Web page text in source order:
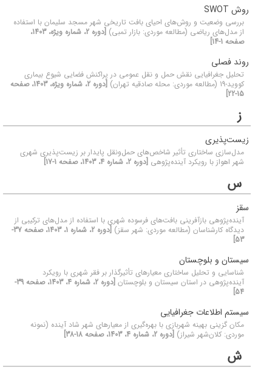
روش SWOT
بررسی وضعیت و روش‌های احیای بافت تاریخی شهر مسجد سلیمان با استفاده
از مدل‌های ریاضی (مطالعه موردی: بازار تمبی)
[دوره 2، شماره ویژه، 1403،
صفحه 1-14]
روند فصلی
تحلیل جغرافیایی نقش حمل و نقل عمومی در پراکنش فضایی شیوع بیماری
کووید-19 (مطالعه موردی: محله صادقیه تهران)
[دوره 2، شماره ویژه، 1403، صفحه
15-22]
ز
زیست‌پذیری
مدل‌سازی ساختاری تأثیر شاخص‌های حمل‌و‌نقل پایدار بر زیست‌پذیری شهری
شهر اهواز با رویکرد آینده‌پژوهی [دوره 2، شماره 4، 1403، صفحه 1-17]
س
سقز
آینده‌پژوهی بازآفرینی بافت‌های فرسوده شهری با استفاده از مدل‌های ترکیبی از
دیدگاه کارشناسان (مطالعه موردی: شهر سقز)
[دوره 2، شماره 1، 1403، صفحه 37-
53]
سیستان و بلوچستان
شناسایی و تحلیل ساختاری معیارهای تأثیرگذار بر فقر شهری با رویکرد
آینده‌پژوهی در استان سیستان و بلوچستان
[دوره 2، شماره 4، 1403، صفحه 39-
54]
سیستم اطلاعات جغرافیایی
مکان گزینی بهینه شهربازی با بهره‌گیری از معیارهای شهر شاد آینده (نمونه
موردی: کلان‌شهر شیراز) [دوره 2، شماره 4، 1403، صفحه 18-38]
ش